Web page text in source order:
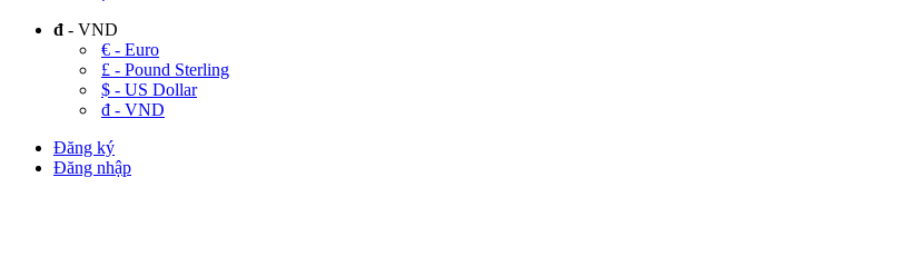
đ - VND
€ - Euro
£ - Pound Sterling
$ - US Dollar
đ - VND
Đăng ký
Đăng nhập